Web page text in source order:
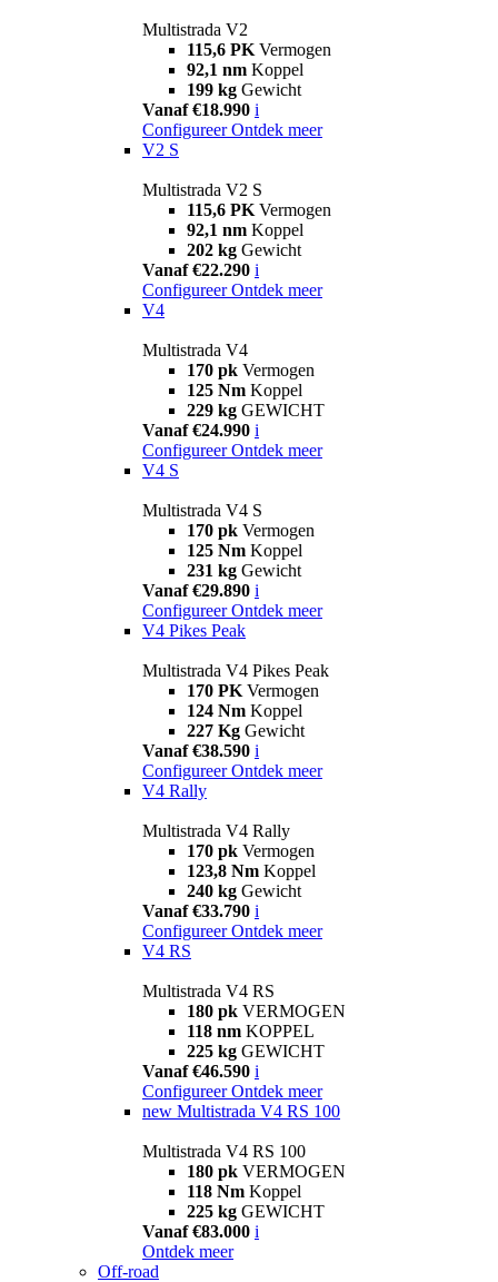
Multistrada V2
115,6 PK Vermogen
92,1 nm Koppel
199 kg Gewicht
Vanaf €18.990 i
Configureer Ontdek meer
V2 S
Multistrada V2 S
115,6 PK Vermogen
92,1 nm Koppel
202 kg Gewicht
Vanaf €22.290 i
Configureer Ontdek meer
V4
Multistrada V4
170 pk Vermogen
125 Nm Koppel
229 kg GEWICHT
Vanaf €24.990 i
Configureer Ontdek meer
V4 S
Multistrada V4 S
170 pk Vermogen
125 Nm Koppel
231 kg Gewicht
Vanaf €29.890 i
Configureer Ontdek meer
V4 Pikes Peak
Multistrada V4 Pikes Peak
170 PK Vermogen
124 Nm Koppel
227 Kg Gewicht
Vanaf €38.590 i
Configureer Ontdek meer
V4 Rally
Multistrada V4 Rally
170 pk Vermogen
123,8 Nm Koppel
240 kg Gewicht
Vanaf €33.790 i
Configureer Ontdek meer
V4 RS
Multistrada V4 RS
180 pk VERMOGEN
118 nm KOPPEL
225 kg GEWICHT
Vanaf €46.590 i
Configureer Ontdek meer
new Multistrada V4 RS 100
Multistrada V4 RS 100
180 pk VERMOGEN
118 Nm Koppel
225 kg GEWICHT
Vanaf €83.000 i
Ontdek meer
Off-road